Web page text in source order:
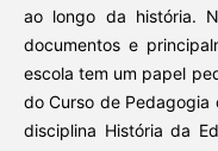
ao longo da história.
documentos e
escola tem um papel
do Curso de Pedagogia
disciplina História da